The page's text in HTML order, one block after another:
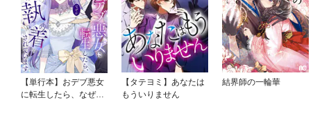
【単行本】おデブ悪女
に転生したら、なぜか
【タテヨミ】あなたは
もういりません
結界師の一輪華